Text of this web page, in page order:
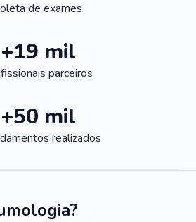
de exames
+19 mil
parceiros
+50 mil
realizados